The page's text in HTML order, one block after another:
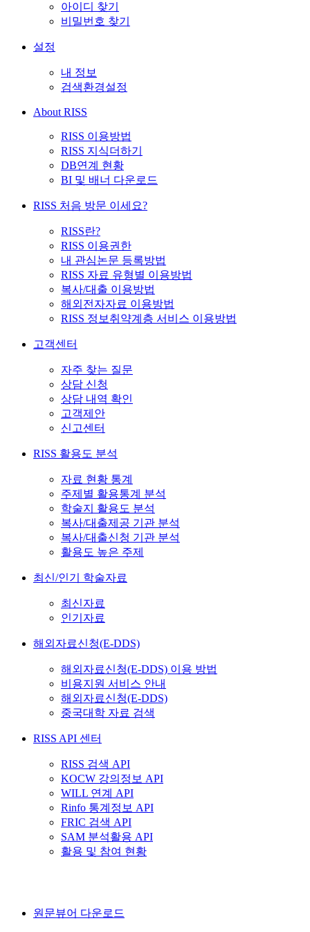
아이디 찾기
비밀번호 찾기
설정
내 정보
검색환경설정
About RISS
RISS 이용방법
RISS 지식더하기
DB연계 현황
BI 및 배너 다운로드
RISS 처음 방문 이세요?
RISS란?
RISS 이용권한
내 관심논문 등록방법
RISS 자료 유형별 이용방법
복사/대출 이용방법
해외전자자료 이용방법
RISS 정보취약계층 서비스 이용방법
고객센터
자주 찾는 질문
상담 신청
상담 내역 확인
고객제안
신고센터
RISS 활용도 분석
자료 현황 통계
주제별 활용통계 분석
학술지 활용도 분석
복사/대출제공 기관 분석
복사/대출신청 기관 분석
활용도 높은 주제
최신/인기 학술자료
최신자료
인기자료
해외자료신청(E-DDS)
해외자료신청(E-DDS) 이용 방법
비용지원 서비스 안내
해외자료신청(E-DDS)
중국대학 자료 검색
RISS API 센터
RISS 검색 API
KOCW 강의정보 API
WILL 연계 API
Rinfo 통계정보 API
FRIC 검색 API
SAM 분석활용 API
활용 및 참여 현황
원문뷰어 다운로드